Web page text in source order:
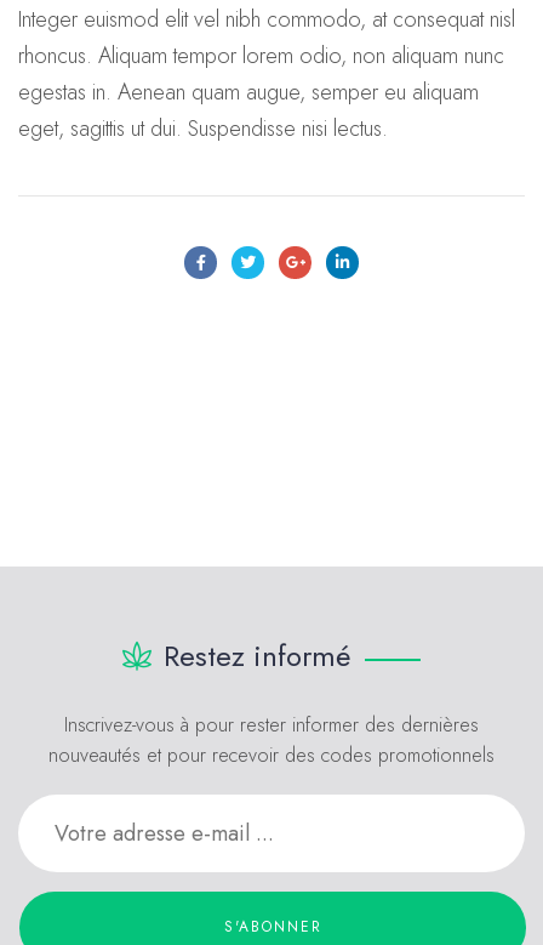
Integer euismod elit vel nibh commodo, at consequat nisl
rhoncus. Aliquam tempor lorem odio, non aliquam nunc
egestas in. Aenean quam augue, semper eu aliquam
eget, sagittis ut dui. Suspendisse nisi lectus.
Restez informé
Inscrivez-vous à pour rester informer des dernières
nouveautés et pour recevoir des codes promotionnels
S'ABONNER